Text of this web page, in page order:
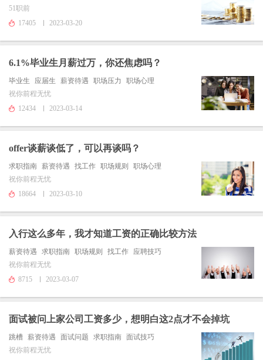
51职前
17405
2023-03-20
6.1%毕业生月薪过万，你还焦虑吗？
毕业生 应届生 薪资待遇 职场压力
职场心理
祝你前程无忧
12434
2023-03-14
offer谈薪谈低了，可以再谈吗？
求职指南 薪资待遇 找工作 职场规则
职场心理
祝你前程无忧
18664
2023-03-10
入行这么多年，我才知道工资的正确比较方法
薪资待遇 求职指南 职场规则 找工作
应聘技巧
祝你前程无忧
8715
2023-03-07
面试被问上家公司工资多少，想明白这2点才不会掉坑
跳槽 薪资待遇 面试问题 求职指南 面试技巧
祝你前程无忧